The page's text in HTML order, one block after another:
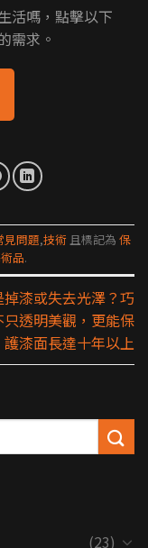
活嗎，點擊以下
需求。
見問題,技術且標記為 保
品.
漆或失去光澤？巧
透明美觀，更能保
護漆面長達十年以上
(23)